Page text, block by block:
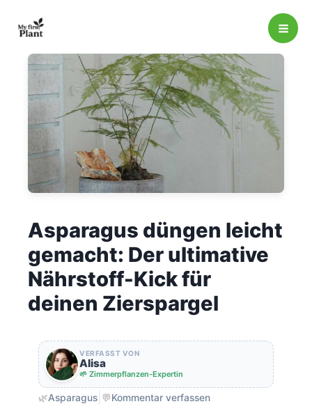
Inhalt
Asparagus düngen leicht
gemacht: Der ultimative
Nährstoff-Kick für
deinen Zierspargel
VERFASST VON
Alisa
🌱 Zimmerpflanzen-Expertin
🌿Asparagus 💬Kommentar verfassen